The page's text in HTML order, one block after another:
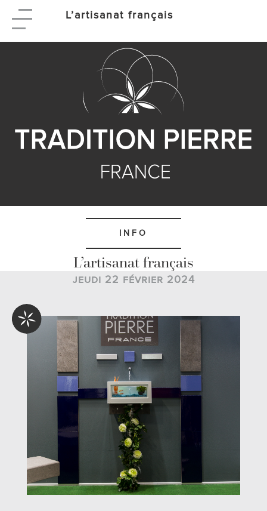
L’artisanat français
INFO
L’artisanat français
jeudi 22 février 2024